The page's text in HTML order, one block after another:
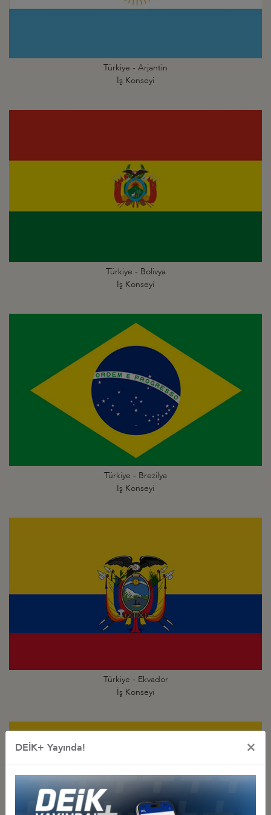
Türkiye - Arjantin
İş Konseyi
Türkiye - Bolivya
İş Konseyi
Türkiye - Brezilya
İş Konseyi
Türkiye - Ekvador
İş Konseyi
DEİK+ Yayında! ×